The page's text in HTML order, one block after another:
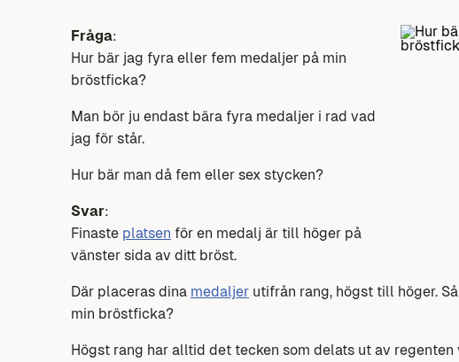
Fråga:
Hur bär jag fyra eller fem medaljer på min
bröstficka?
Man bör ju endast bära fyra medaljer i rad vad
jag för står.
Hur bär man då fem eller sex stycken?
Svar:
Finaste platsen för en medalj är till höger på
vänster sida av ditt bröst.
Där placeras dina medaljer utifrån rang, högst till höger.
min bröstficka?
Högst rang har alltid det tecken som delats ut av